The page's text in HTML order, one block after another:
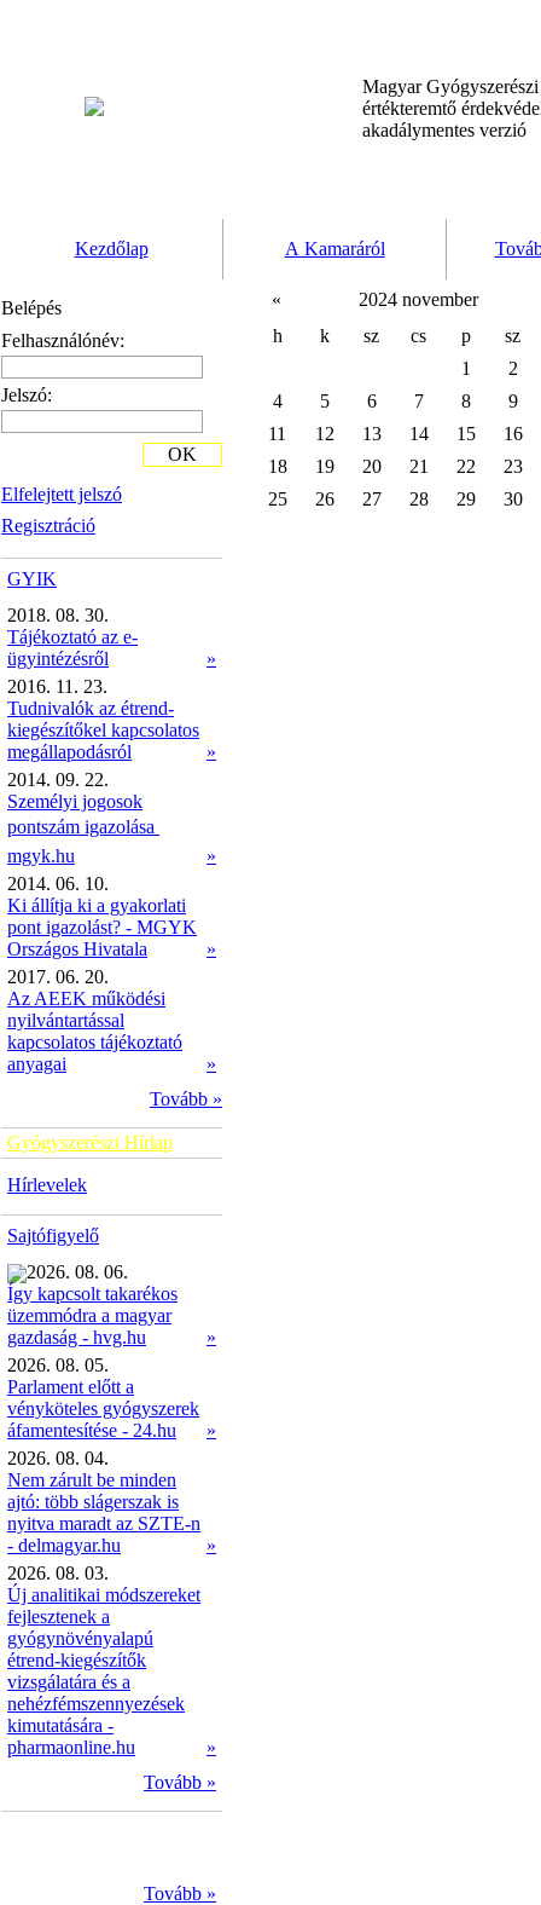
Magyar
értékteremtő
akadálymentes verzió
Kezdőlap A Kamaráról
Belépés
Felhasználónév:
Jelszó:
Elfelejtett jelszó
Regisztráció
OK
GYIK
2018. 08. 30.
Tájékoztató az e-
ügyintézésről
»
2016. 11. 23.
Tudnivalók az étrend-
kiegészítőkel kapcsolatos
megállapodásról
»
2014. 09. 22.
Személyi jogosok
pontszám igazolása 
mgyk.hu
»
2014. 06. 10.
Ki állítja ki a gyakorlati
pont igazolást? - MGYK
Országos Hivatala
»
2017. 06. 20.
Az AEEK működési
nyilvántartással
kapcsolatos tájékoztató
anyagai
»
Tovább »
Gyógyszerészi Hírlap
Hírlevelek
Sajtófigyelő
2026. 08. 06.
Így kapcsolt takarékos
üzemmódra a magyar
gazdaság - hvg.hu
»
2026. 08. 05.
Parlament előtt a
vényköteles gyógyszerek
áfamentesítése - 24.hu
»
2026. 08. 04.
Nem zárult be minden
ajtó: több slágerszak is
nyitva maradt az SZTE-n
- delmagyar.hu
»
2026. 08. 03.
Új analitikai módszereket
fejlesztenek a
gyógynövényalapú
étrend-kiegészítők
vizsgálatára és a
nehézfémszennyezések
kimutatására -
pharmaonline.hu
»
Tovább »
Tovább »
«
2024 november
h
k sz cs p
sz
1
2
4
5 6 7 8
9
11
12 13 14 15
16
18
19 20 21 22
23
25
26 27 28 29 30